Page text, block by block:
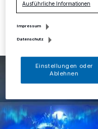
Ausführliche Informationen
Impressum
Datenschutz
Einstellungen oder
Ablehnen